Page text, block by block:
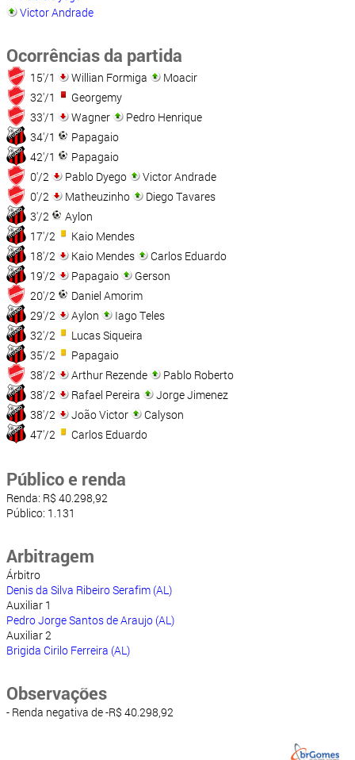
Victor Andrade
Ocorrências da partida
15'/1 Willian Formiga
Moacir
32'/1
Georgemy
33'/1
Wagner
Pedro Henrique
34'/1
Papagaio
42'/1
Papagaio
0'/2
Pablo Dyego
Victor Andrade
0'/2
Matheuzinho
Diego Tavares
3'/2
Aylon
17'/2
Kaio Mendes
18'/2
Kaio Mendes
Carlos Eduardo
19'/2
Papagaio
Gerson
20'/2
Daniel Amorim
29'/2
Aylon
Iago Teles
32'/2
Lucas Siqueira
35'/2
Papagaio
38'/2
Arthur Rezende
Pablo Roberto
38'/2
Rafael Pereira
Jorge Jimenez
38'/2
João Victor
Calyson
47'/2
Carlos Eduardo
Público e renda
Renda: R$ 40.298,92
Público: 1.131
Arbitragem
Árbitro
Denis da Silva Ribeiro Serafim (AL)
Auxiliar 1
Pedro Jorge Santos de Araujo (AL)
Auxiliar 2
Brigida Cirilo Ferreira (AL)
Observações
- Renda negativa de -R$ 40.298,92